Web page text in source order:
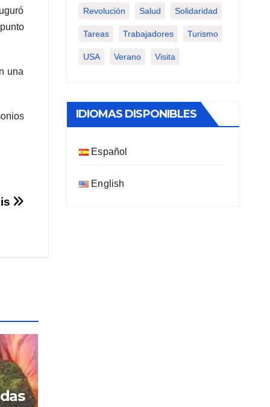
una
Revolución Salud Solidaridad
Tareas Trabajadores Turismo
USA Verano Visita
IDIOMAS DISPONIBLES
Español
English